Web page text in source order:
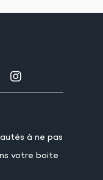
à ne pas
votre boite